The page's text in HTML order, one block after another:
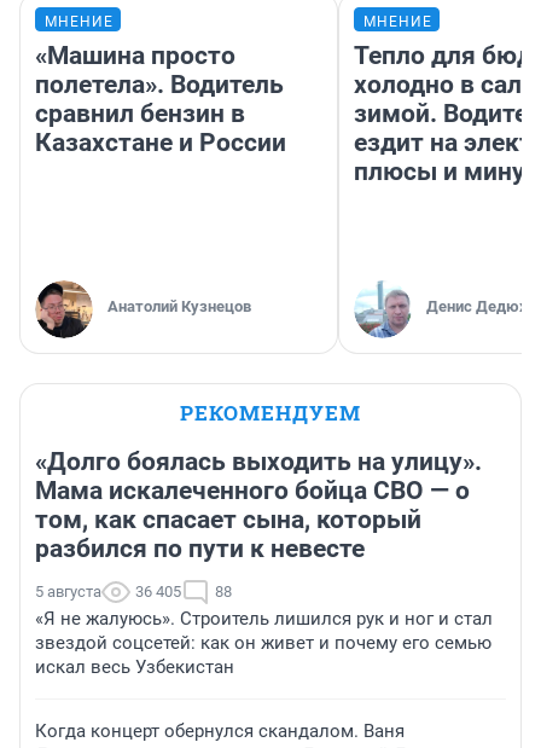
МНЕНИЕ
«Машина просто
полетела». Водитель
сравнил бензин в
Казахстане и России
Анатолий Кузнецов
МНЕНИЕ
Тепло для
холодно в
зимой.
ездит на
плюсы и
Денис
РЕКОМЕНДУЕМ
«Долго боялась выходить на улицу».
Мама искалеченного бойца СВО — о
том, как спасает сына, который
разбился по пути к невесте
5 августа 36 405 88
«Я не жалуюсь». Строитель лишился рук и ног и стал
звездой соцсетей: как он живет и почему его семью
искал весь Узбекистан
Когда концерт обернулся скандалом. Ваня